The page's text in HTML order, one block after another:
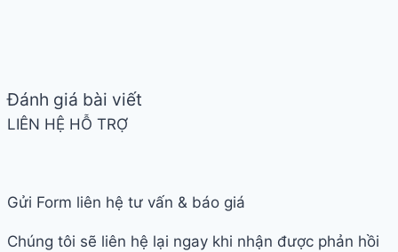
Đánh giá bài viết
LIÊN HỆ HỖ TRỢ
Gửi Form liên hệ tư vấn & báo giá
Chúng tôi sẽ liên hệ lại ngay khi nhận được phản hồi